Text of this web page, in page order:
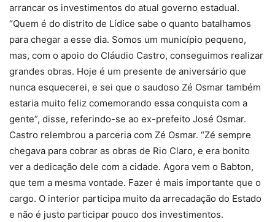
arrancar os investimentos do atual governo estadual.
“Quem é do distrito de Lídice sabe o quanto batalhamos
para chegar a esse dia. Somos um município pequeno,
mas, com o apoio do Cláudio Castro, conseguimos realizar
grandes obras. Hoje é um presente de aniversário que
nunca esquecerei, e sei que o saudoso Zé Osmar também
estaria muito feliz comemorando essa conquista com a
gente”, disse, referindo-se ao ex-prefeito José Osmar.
Castro relembrou a parceria com Zé Osmar. “Zé sempre
chegava para cobrar as obras de Rio Claro, e era bonito
ver a dedicação dele com a cidade. Agora vem o Babton,
que tem a mesma vontade. Fazer é mais importante que o
cargo. O interior participa muito da arrecadação do Estado
e não é justo participar pouco dos investimentos.